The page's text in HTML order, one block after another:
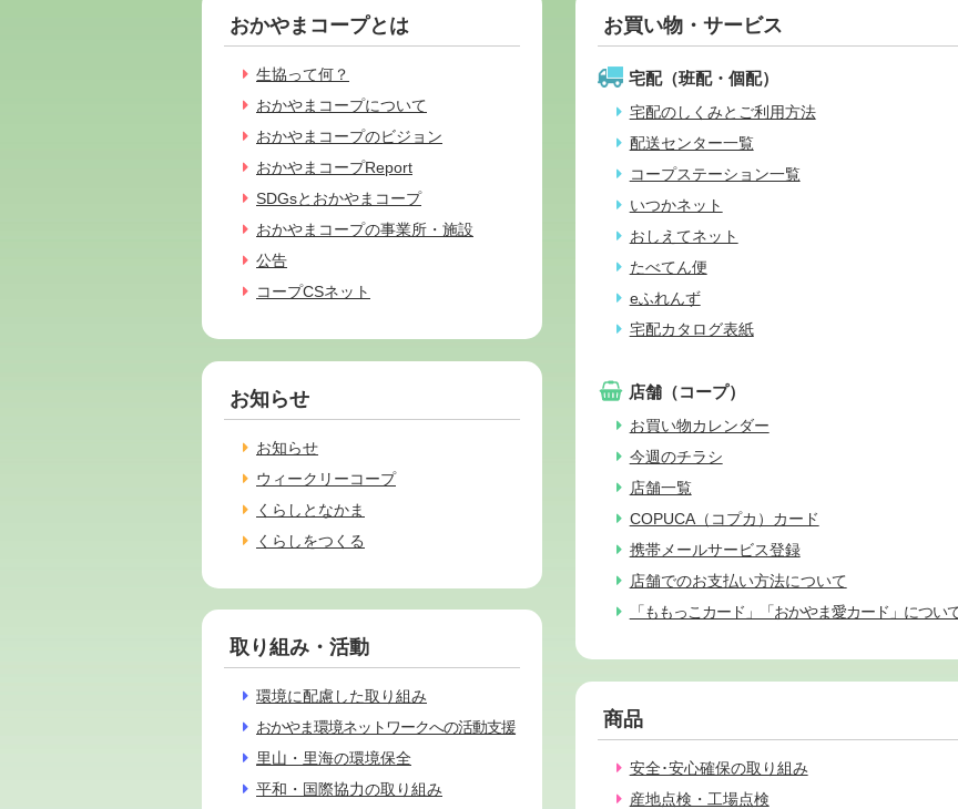
おかやまコープとは
生協って何？
おかやまコープについて
おかやまコープのビジョン
おかやまコープReport
SDGsとおかやまコープ
おかやまコープの事業所・施設
公告
コープCSネット
お知らせ
お知らせ
ウィークリーコープ
くらしとなかま
くらしをつくる
お買い物・サービス
宅配（班配・個配）
宅配のしくみとご利用方法
配送センター一覧
コープステーション一覧
いつかネット
おしえてネット
たべてん便
eふれんず
宅配カタログ表紙
店舗（コープ）
お買い物カレンダー
今週のチラシ
店舗一覧
COPUCA（コプカ）カード
携帯メールサービス登録
店舗でのお支払い方法について
「ももっこカード」「おかやま愛カード」につい
商品
安全･安心確保の取り組み
産地点検・工場点検
取り組み・活動
環境に配慮した取り組み
おかやま環境ネットワークへの活動支援
里山・里海の環境保全
平和・国際協力の取り組み